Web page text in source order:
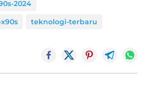
2024
teknologi-terbaru